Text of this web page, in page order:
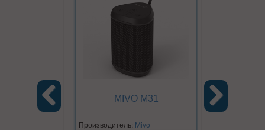
MIVO M31
Производитель: Mivo